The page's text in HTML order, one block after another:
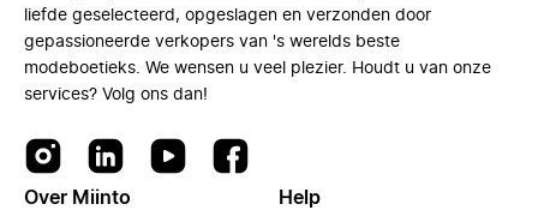
liefde geselecteerd, opgeslagen en verzonden door
gepassioneerde verkopers van 's werelds beste
modeboetieks. We wensen u veel plezier. Houdt u van onze
services? Volg ons dan!
Over Miinto Help